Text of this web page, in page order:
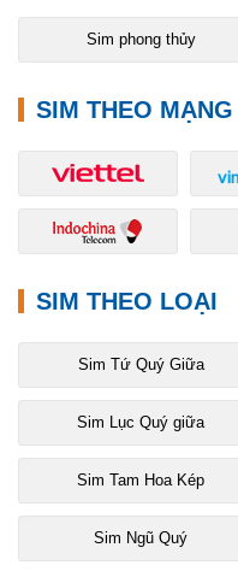
Sim phong thủy
SIM THEO MẠNG
SIM THEO LOẠI
Sim Tứ Quý Giữa
Sim Lục Quý giữa
Sim Tam Hoa Kép
Sim Ngũ Quý